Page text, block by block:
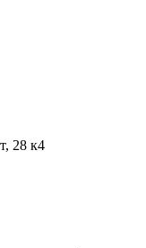
28 к4